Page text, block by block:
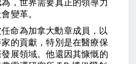
變革。
命為加拿大勳章成員，以
的貢獻，特別是在醫療保
展領域。他還因其慷慨的